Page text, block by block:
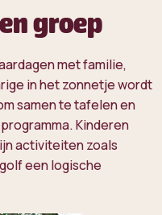
groep
met familie,
in het zonnetje wordt
samen te tafelen en
Kinderen
activiteiten zoals
een logische